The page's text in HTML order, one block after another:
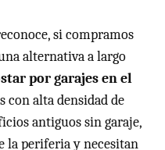
si compramos
alternativa a largo
por garajes en el
con alta densidad de
antiguos sin garaje,
la periferia y necesitan